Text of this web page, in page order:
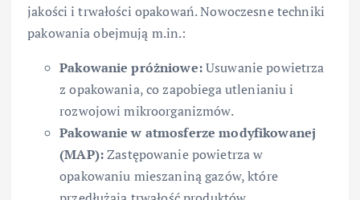
jakości i trwałości opakowań. Nowoczesne techniki
pakowania obejmują m.in.:
Pakowanie próżniowe:Usuwanie powietrza
z opakowania, co zapobiega utlenianiu i
rozwojowi mikroorganizmów.
Pakowanie w atmosferze modyfikowanej
(MAP):Zastępowanie powietrza w
opakowaniu mieszaniną gazów, które